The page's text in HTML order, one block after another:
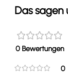
Das sagen
0 Bewertungen
0